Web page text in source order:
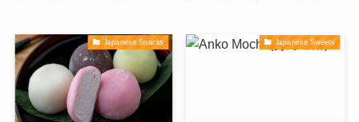
Japanese Snacks Japanese Sweets